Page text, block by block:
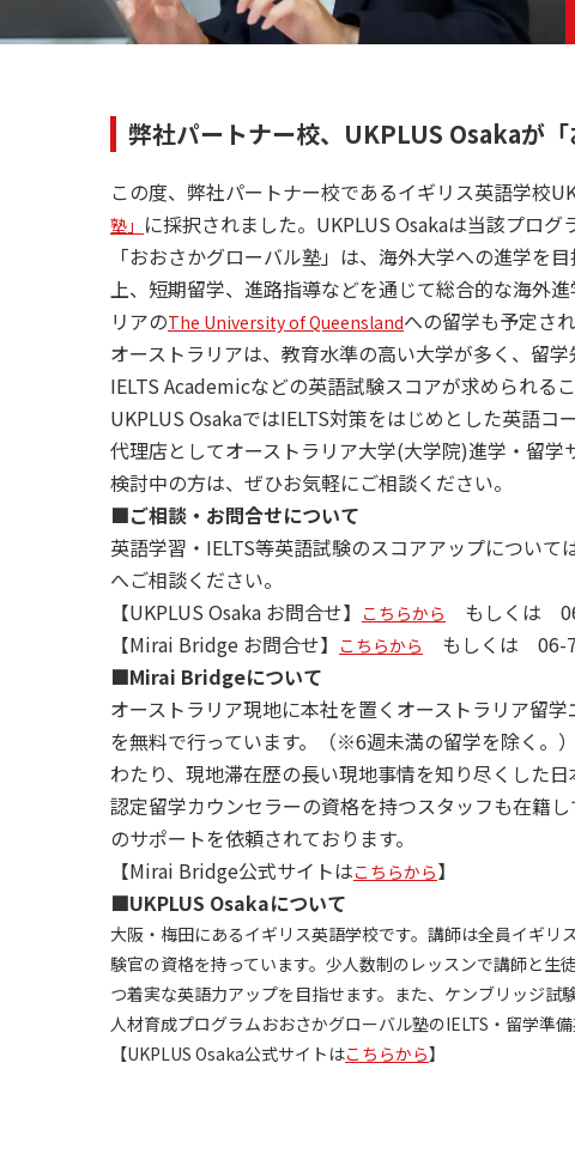
弊社パートナー校、UKPLUS Osakaが
この度、弊社パートナー校であるイギリス英語学校
塾」 に採択されました。UKPLUS Osakaは当該プログ
「おおさかグローバル塾」は、海外大学への進学を
上、短期留学、進路指導などを通じて総合的な海外
リアのThe University of Queenslandへの留学も予定され
オーストラリアは、教育水準の高い大学が多く、留
IELTS Academicなどの英語試験スコアが求められる
UKPLUS OsakaではIELTS対策をはじめとした英語
代理店としてオーストラリア大学(大学院)進学・留
検討中の方は、ぜひお気軽にご相談ください。
■ご相談・お問合せについて
英語学習・IELTS等英語試験のスコアアップについ
へご相談ください。
【UKPLUS Osaka お問合せ】 こちらから
もしくは
【Mirai Bridge お問合せ】 こちらから
もしくは 06-
■Mirai Bridgeについて
オーストラリア現地に本社を置くオーストラリア留
を無料で行っています。（※6週未満の留学を除く。
わたり、現地滞在歴の長い現地事情を知り尽くした
認定留学カウンセラーの資格を持つスタッフも在籍
のサポートを依頼されております。
【Mirai Bridge公式サイトはこちらから】
■UKPLUS Osakaについて
大阪・梅田にあるイギリス英語学校です。講師は全員イギ
験官の資格を持っています。少人数制のレッスンで講師と
つ着実な英語力アップを目指せます。また、ケンブリッジ
人材育成プログラムおおさかグローバル塾のIELTS・留学準備
【UKPLUS Osaka公式サイトはこちらから】